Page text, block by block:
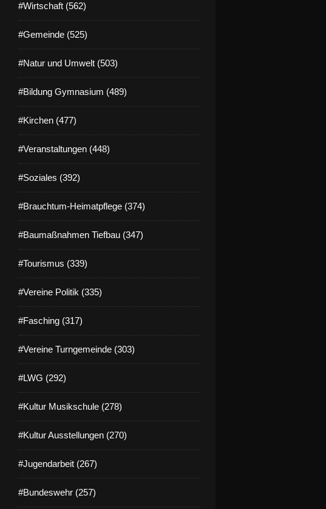
#Wirtschaft (562)
#Gemeinde (525)
#Natur und Umwelt (503)
#Bildung Gymnasium (489)
#Kirchen (477)
#Veranstaltungen (448)
#Soziales (392)
#Brauchtum-Heimatpflege (374)
#Baumaßnahmen Tiefbau (347)
#Tourismus (339)
#Vereine Politik (335)
#Fasching (317)
#Vereine Turngemeinde (303)
#LWG (292)
#Kultur Musikschule (278)
#Kultur Ausstellungen (270)
#Jugendarbeit (267)
#Bundeswehr (257)